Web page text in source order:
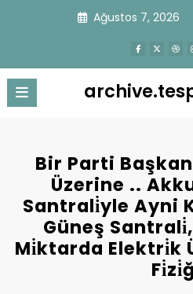
Ağustos 7, 2026
Bir Parti
Üzerine ..
Santrali̇yle Ayni
Güneş
Mi̇ktarda Elektri̇k